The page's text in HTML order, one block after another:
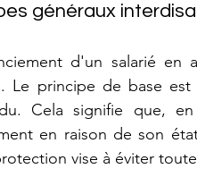
généraux
d'un salarié en
Le principe de base
Cela signifie que,
en raison de son
vise à éviter